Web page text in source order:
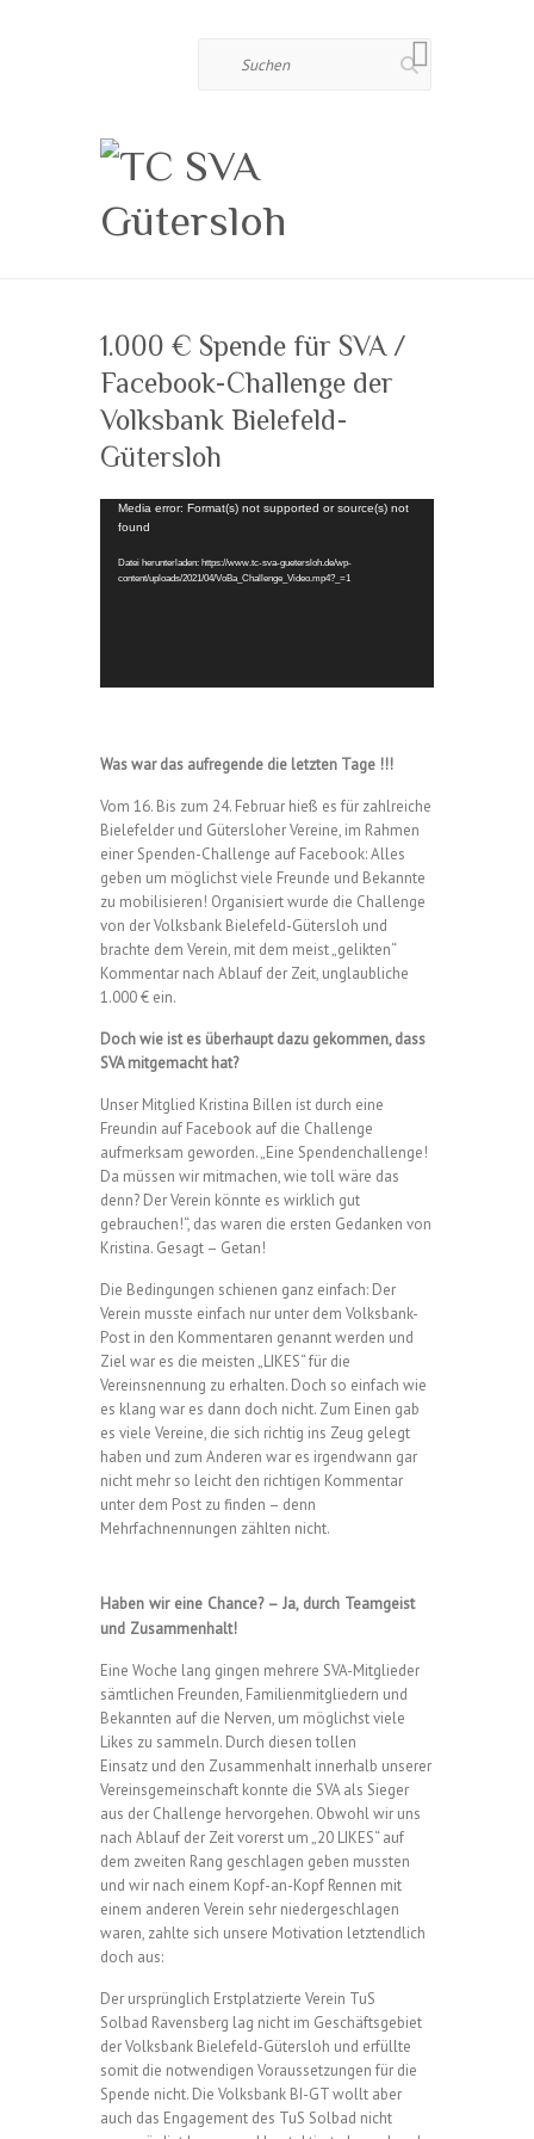
1.000 € Spende für SVA /
Facebook-Challenge der
Volksbank Bielefeld-
Gütersloh
Video-
Player
Media error: Format(s) not supported or source(s) not
found
Datei herunterladen: https://www.tc-sva-guetersloh.de/wp-
content/uploads/2021/04/VoBa_Challenge_Video.mp4?_=1
Was war das aufregende die letzten Tage !!!
Vom 16. Bis zum 24. Februar hieß es für zahlreiche
Bielefelder und Gütersloher Vereine, im Rahmen
einer Spenden-Challenge auf Facebook: Alles
geben um möglichst viele Freunde und Bekannte
zu mobilisieren! Organisiert wurde die Challenge
von der Volksbank Bielefeld-Gütersloh und
brachte dem Verein, mit dem meist „gelikten“
Kommentar nach Ablauf der Zeit, unglaubliche
1.000 € ein.
Doch wie ist es überhaupt dazu gekommen, dass
SVA mitgemacht hat?
Unser Mitglied Kristina Billen ist durch eine
Freundin auf Facebook auf die Challenge
aufmerksam geworden. „Eine Spendenchallenge!
Da müssen wir mitmachen, wie toll wäre das
denn? Der Verein könnte es wirklich gut
gebrauchen!“, das waren die ersten Gedanken von
Kristina. Gesagt – Getan!
Die Bedingungen schienen ganz einfach: Der
Verein musste einfach nur unter dem Volksbank-
Post in den Kommentaren genannt werden und
Ziel war es die meisten „LIKES“ für die
Vereinsnennung zu erhalten. Doch so einfach wie
es klang war es dann doch nicht. Zum Einen gab
es viele Vereine, die sich richtig ins Zeug gelegt
haben und zum Anderen war es irgendwann gar
nicht mehr so leicht den richtigen Kommentar
unter dem Post zu finden – denn
Mehrfachnennungen zählten nicht.
Haben wir eine Chance? – Ja, durch Teamgeist
und Zusammenhalt!
Eine Woche lang gingen mehrere SVA-Mitglieder
sämtlichen Freunden, Familienmitgliedern und
Bekannten auf die Nerven, um möglichst viele
Likes zu sammeln. Durch diesen tollen
Einsatz und den Zusammenhalt innerhalb unserer
Vereinsgemeinschaft konnte die SVA als Sieger
aus der Challenge hervorgehen. Obwohl wir uns
nach Ablauf der Zeit vorerst um „20 LIKES“ auf
dem zweiten Rang geschlagen geben mussten
und wir nach einem Kopf-an-Kopf Rennen mit
einem anderen Verein sehr niedergeschlagen
waren, zahlte sich unsere Motivation letztendlich
doch aus:
Der ursprünglich Erstplatzierte Verein TuS
Solbad Ravensberg lag nicht im Geschäftsgebiet
der Volksbank Bielefeld-Gütersloh und erfüllte
somit die notwendigen Voraussetzungen für die
Spende nicht. Die Volksbank BI-GT wollt aber
auch das Engagement des TuS Solbad nicht